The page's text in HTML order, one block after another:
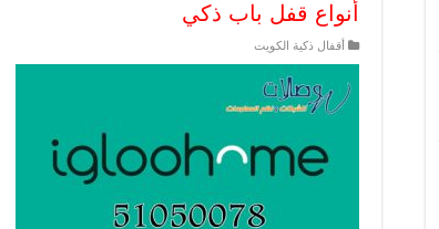
أنواع قفل باب ذكي
أقفال ذكية الكويت